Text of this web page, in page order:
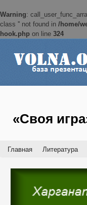
Warning:
class '' not found in /home/
hook.php on line 324
«Своя
Главная Литература